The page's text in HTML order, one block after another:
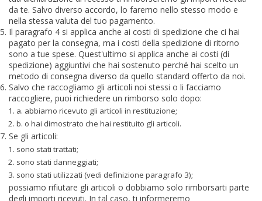
da te. Salvo diverso accordo, lo faremo nello stesso modo e
nella stessa valuta del tuo pagamento.
Il paragrafo 4 si applica anche ai costi di spedizione che ci hai
pagato per la consegna, ma i costi della spedizione di ritorno
sono a tue spese. Quest'ultimo si applica anche ai costi (di
spedizione) aggiuntivi che hai sostenuto perché hai scelto un
metodo di consegna diverso da quello standard offerto da noi.
Salvo che raccogliamo gli articoli noi stessi o li facciamo
raccogliere, puoi richiedere un rimborso solo dopo:
a. abbiamo ricevuto gli articoli in restituzione;
b. o hai dimostrato che hai restituito gli articoli.
Se gli articoli:
sono stati trattati;
sono stati danneggiati;
sono stati utilizzati (vedi definizione paragrafo 3);
possiamo rifiutare gli articoli o dobbiamo solo rimborsarti parte
degli importi ricevuti. In tal caso, ti informeremo